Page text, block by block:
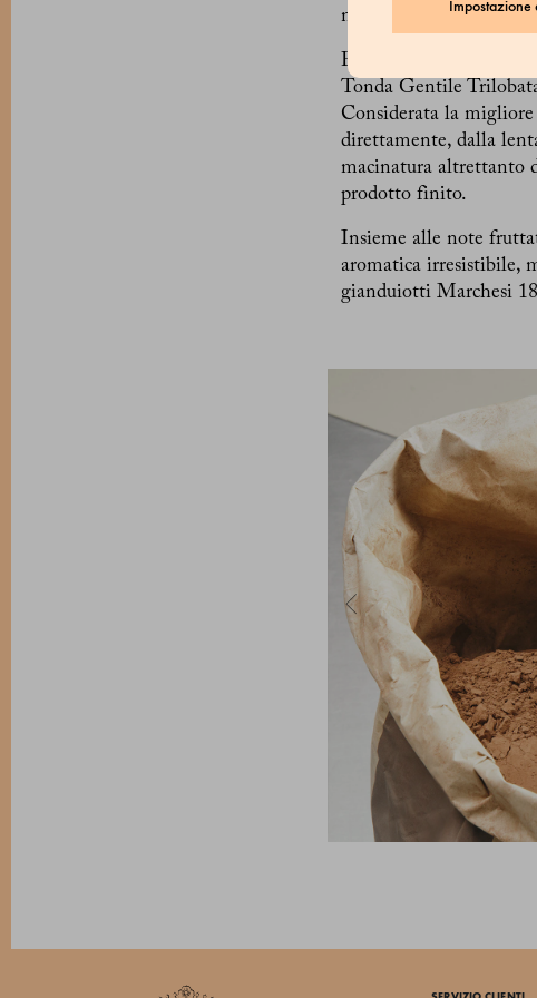
Impostazione
nome e la forma simile
Per i suoi gianduiotti
Tonda Gentile
Considerata la migliore
direttamente, dalla
macinatura altrettanto
prodotto finito.
Insieme alle note
aromatica irresistibile,
gianduiotti Marchesi